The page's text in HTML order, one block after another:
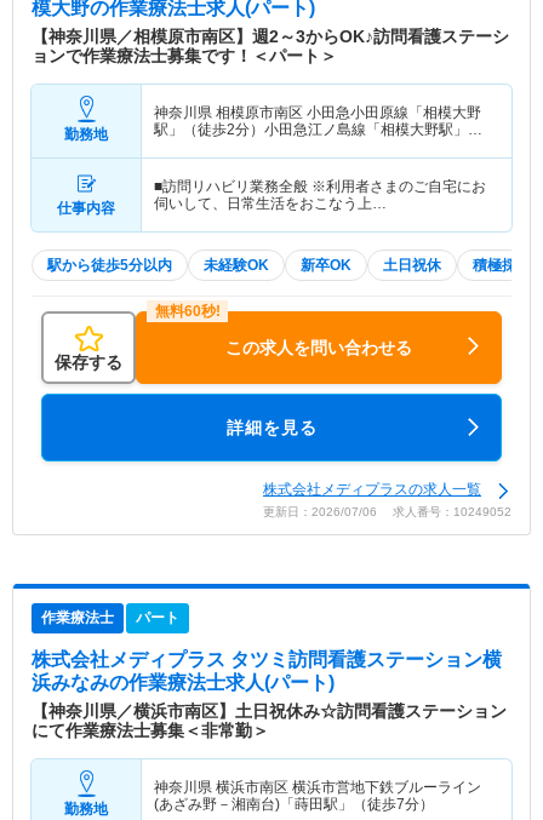
模大野の作業療法士求人(パート)
【神奈川県／相模原市南区】週2～3からOK♪訪問看護ステーシ
ョンで作業療法士募集です！＜パート＞
勤務地
神奈川県 相模原市南区 小田急小田原線「相模大野
駅」（徒歩2分）小田急江ノ島線「相模大野駅」
仕事内容
■訪問リハビリ業務全般 ※利用者さまのご自宅にお
伺いして、日常生活をおこなう上…
駅から徒歩5分以内 未経験OK 新卒OK 土日祝休 積極採用
保存する
この求人を問い合わせる
詳細を見る
株式会社メディプラスの求人一覧
更新日：2026/07/06 求人番号：10249052
作業療法士 パート
株式会社メディプラス タツミ訪問看護ステーション横
浜みなみの作業療法士求人(パート)
【神奈川県／横浜市南区】土日祝休み☆訪問看護ステーション
にて作業療法士募集＜非常勤＞
勤務地
神奈川県 横浜市南区 横浜市営地下鉄ブルーライン
(あざみ野－湘南台)「蒔田駅」（徒歩7分）